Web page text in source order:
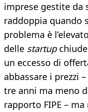
imprese gestite da
raddoppia quando
problema è
delle startupchiude
un eccesso di
abbassare i prezzi
tre anni ma meno
rapporto FIPE –